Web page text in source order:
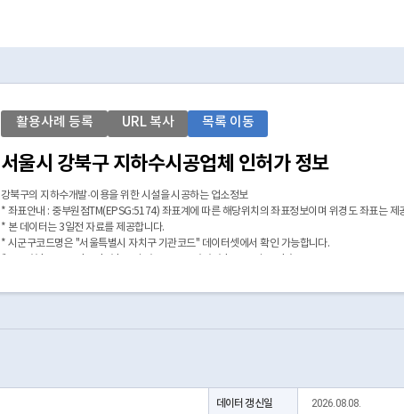
활용사례 등록 URL 복사 목록 이동
서울시 강북구 지하수시공업체 인허가 정보
강북구의 지하수개발·이용을 위한 시설을 시공하는 업소정보
* 좌표안내 : 중부원점TM(EPSG:5174) 좌표계에 따른 해당위치의 좌표정보이며 위경도 좌표는 제
* 본 데이터는 3일전 자료를 제공합니다.
* 시군구코드명은 "서울특별시 자치구 기관코드" 데이터셋에서 확인 가능합니다.
데이터 갱신일 2026.08.08.